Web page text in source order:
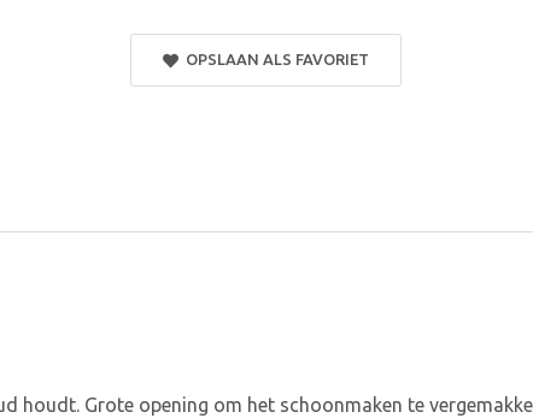
OPSLAAN ALS FAVORIET
Grote opening om het schoonmaken te